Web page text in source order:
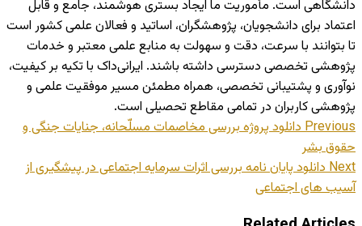
دانشگاهی است. مأموریت ما ایجاد بستری هوشمند، جامع و قابل
اعتماد برای دانشجویان، پژوهشگران، اساتید و فعالان علمی کشور است
تا بتوانند با سرعت، دقت و سهولت به منابع علمی معتبر و خدمات
پژوهشی تخصصی دسترسی داشته باشند. ایرانی‌داک با تکیه بر کیفیت،
نوآوری و پشتیبانی تخصصی، همراه مطمئن مسیر موفقیت علمی و
پژوهشی کاربران در تمامی مقاطع تحصیلی است.
Previousدانلود پروژه بررسی مخاصمات مسلّحانه، جنایات جنگی و
حقوق بشر
Nextدانلود پایان نامه بررسی اثرات سرمایه اجتماعی در پیشگیری از
آسیب های اجتماعی